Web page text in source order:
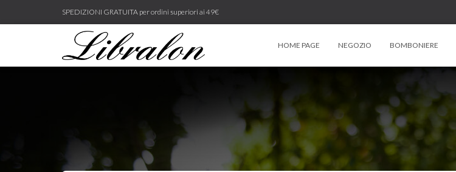
SPEDIZIONI GRATUITA per ordini superiori ai 49€
HOME PAGE NEGOZIO BOMBONIERE